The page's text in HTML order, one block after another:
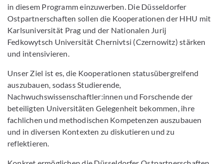
in diesem Programm einzuwerben. Die Düsseldorfer
Ostpartnerschaften sollen die Kooperationen der HHU mit
Karlsuniversität Prag und der Nationalen Jurij
Fedkowytsch Universität Chernivtsi (Czernowitz) stärken
und intensivieren.
Unser Ziel ist es, die Kooperationen statusübergreifend
auszubauen, sodass Studierende,
Nachwuchswissenschaftler:innen und Forschende der
beteiligten Universitäten Gelegenheit bekommen, ihre
fachlichen und methodischen Kompetenzen auszubauen
und in diversen Kontexten zu diskutieren und zu
reflektieren.